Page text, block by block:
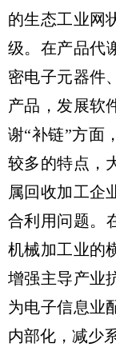
的生态工业网
级。在产品代
密电子元器件
产品，发展软
谢“补链”方面
较多的特点，
属回收加工企
合利用问题。
机械加工业的
增强主导产业
为电子信息业
内部化，减少